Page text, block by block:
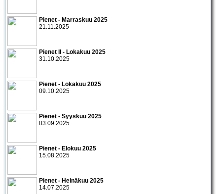
Pienet - Marraskuu 2025
21.11.2025
Pienet II - Lokakuu 2025
31.10.2025
Pienet - Lokakuu 2025
09.10.2025
Pienet - Syyskuu 2025
03.09.2025
Pienet - Elokuu 2025
15.08.2025
Pienet - Heinäkuu 2025
14.07.2025